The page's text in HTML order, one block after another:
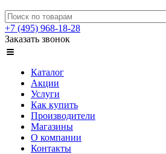
+7 (495) 968-18-28
Заказать звонок
Каталог
Акции
Услуги
Как купить
Производители
Магазины
О компании
Контакты